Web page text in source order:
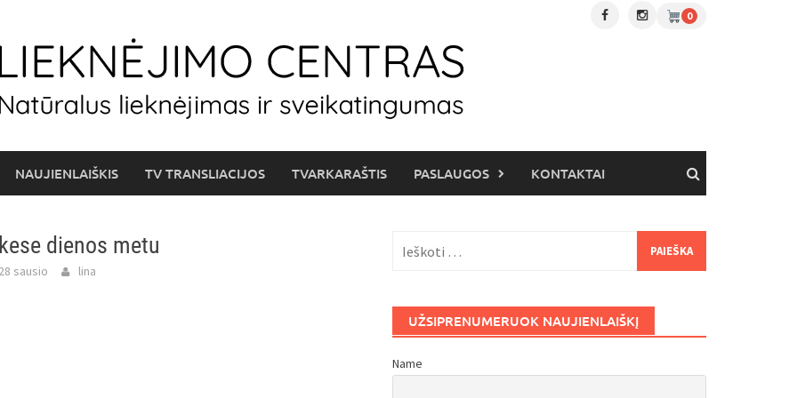
0
NAUJIENLAIŠKIS TV TRANSLIACIJOS TVARKARAŠTIS PASLAUGOS KONTAKTAI
dienos metu
sausio lina
UŽSIPRENUMERUOK NAUJIENLAIŠKĮ
Name